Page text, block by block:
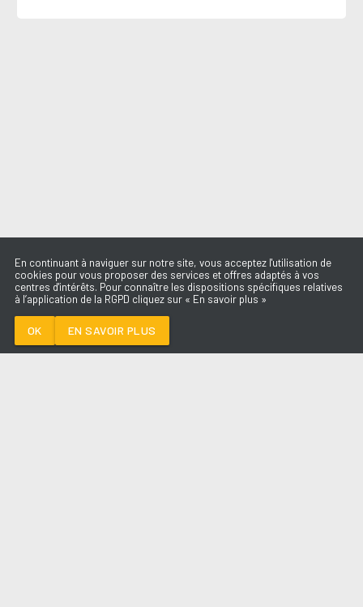
TALK TO YOU
En continuant à naviguer sur notre site, vous acceptez l'utilisation de
cookies pour vous proposer des services et offres adaptés à vos
centres d'intérêts. Pour connaître les dispositions spécifiques relatives
à l’application de la RGPD cliquez sur « En savoir plus »
OK EN SAVOIR PLUS